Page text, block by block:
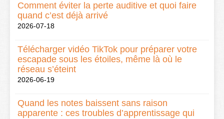
Comment éviter la perte auditive et quoi faire
quand c’est déjà arrivé
2026-07-18
Télécharger vidéo TikTok pour préparer votre
escapade sous les étoiles, même là où le
réseau s’éteint
2026-06-19
Quand les notes baissent sans raison
apparente : ces troubles d’apprentissage qui